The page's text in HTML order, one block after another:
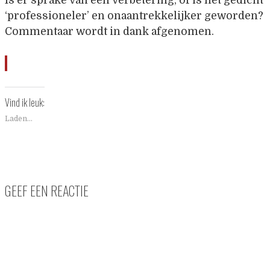
‘professioneler’ en onaantrekkelijker geworden?
Commentaar wordt in dank afgenomen.
Vind ik leuk:
Laden...
GEEF EEN REACTIE